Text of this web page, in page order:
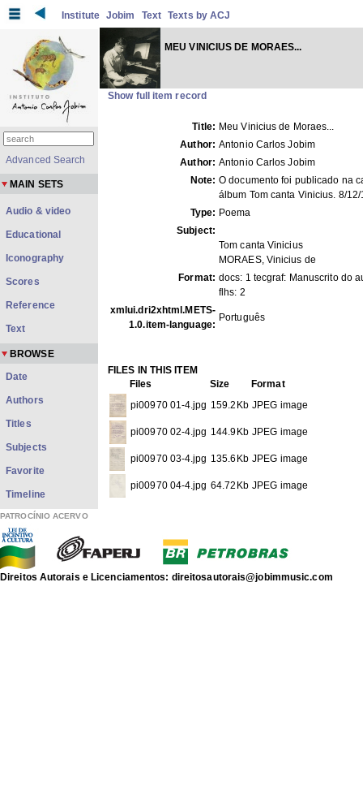
Institute Jobim Text Texts by ACJ
MEU VINICIUS DE MORAES...
Show full item record
Title: Meu Vinicius de Moraes...
Author: Antonio Carlos Jobim
Author: Antonio Carlos Jobim
Note: O documento foi publicado na
álbum Tom canta Vinicius. 8/
Type: Poema
Subject:
Tom canta Vinicius
MORAES, Vinicius de
Format: docs: 1 tecgraf: Manuscrito do
flhs: 2
xmlui.dri2xhtml.METS-
1.0.item-language:
Português
FILES IN THIS ITEM
Files
Size
Format
pi00970 01-4.jpg 159.2Kb JPEG image
pi00970 02-4.jpg 144.9Kb JPEG image
pi00970 03-4.jpg 135.6Kb JPEG image
pi00970 04-4.jpg 64.72Kb JPEG image
Texts by ACJ[408]
Diversos gêneros literários produzidos por ACJ
Show full item record
Advanced Search
MAIN SETS
Audio & video
Educational
Iconography
Scores
Reference
Text
BROWSE
Date
Authors
Titles
Subjects
Favorite
Timeline
PATROCÍNIO ACERVO
Direitos Autorais e Licenciamentos: direitosautorais@jobimmusic.com